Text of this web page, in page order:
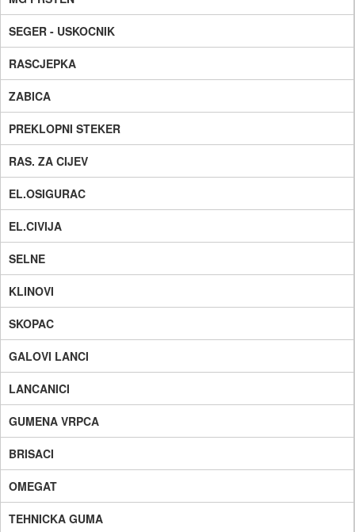
SEGER - USKOCNIK
RASCJEPKA
ZABICA
PREKLOPNI STEKER
RAS. ZA CIJEV
EL.OSIGURAC
EL.CIVIJA
SELNE
KLINOVI
SKOPAC
GALOVI LANCI
LANCANICI
GUMENA VRPCA
BRISACI
OMEGAT
TEHNICKA GUMA